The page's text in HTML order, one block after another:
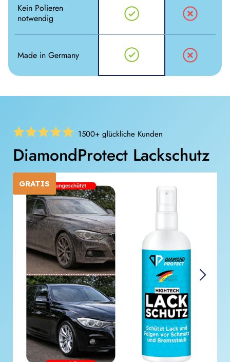
Kein Polieren
notwendig
Made in Germany
1500+ glückliche Kunden
DiamondProtect Lackschutz
GRATIS